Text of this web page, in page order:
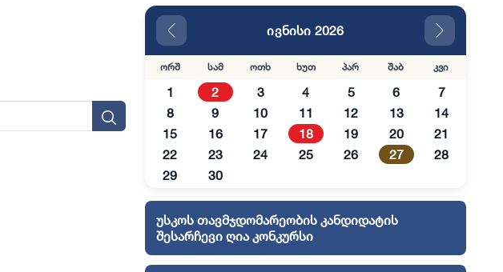
ივნისი 2026
ორშ სამ ოთხ ხუთ პარ შაბ კვი
1 2 3 4 5 6
7
8
9 10 11 12 13
14
15
16 17 18 19 20
21
22
23 24 25 26 27
28
29
30
უსკოს თავმჯდომარეობის კანდიდატის
შესარჩევი ღია კონკურსი